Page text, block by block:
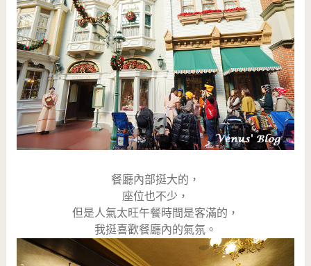
餐廳內部挺大的，
座位也不少，
但是人氣太旺午餐時間是客滿的，
我挺喜歡餐廳內的氣氛。